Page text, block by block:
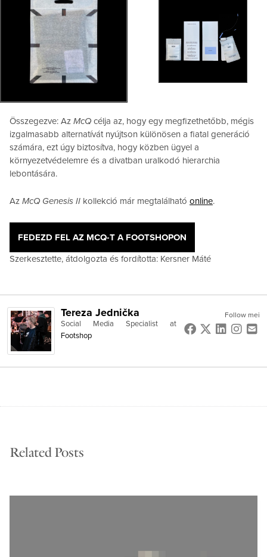
Összegezve: Az McQ célja az, hogy egy megfizethetőbb, mégis
izgalmasabb alternatívát nyújtson különösen a fiatal generáció
számára, ezt úgy biztosítva, hogy közben ügyel a
környezetvédelemre és a divatban uralkodó hierarchia
lebontására.
Az McQ Genesis II kollekció már megtalálható online.
FEDEZD FEL AZ MCQ-T A FOOTSHOPON
Szerkesztette, átdolgozta és fordította: Kersner Máté
Follow mei
Tereza Jednička
Social Media Specialist at
Footshop
Related Posts